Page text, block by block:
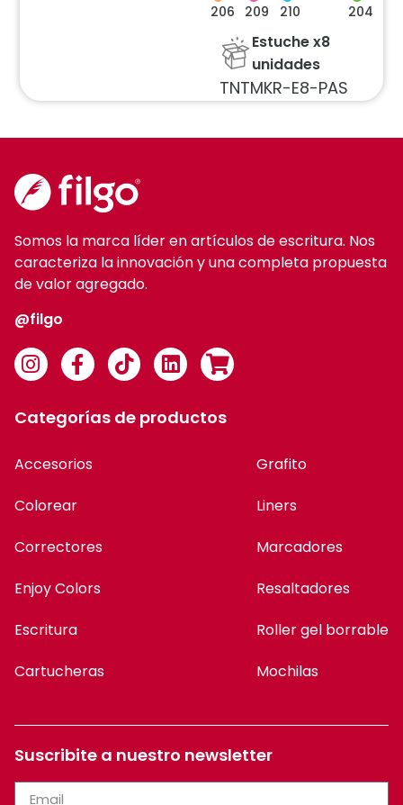
206 209 210 204
Estuche x8
unidades
TNTMKR-E8-PAS
Somos la marca líder en artículos de escritura. Nos
caracteriza la innovación y una completa propuesta
de valor agregado.
@filgo
Categorías de productos
Accesorios
Colorear
Correctores
Enjoy Colors
Escritura
Cartucheras
Grafito
Liners
Marcadores
Resaltadores
Roller gel borrable
Mochilas
Suscribite a nuestro newsletter